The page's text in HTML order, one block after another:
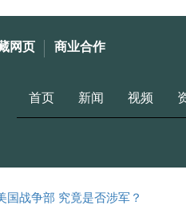
网页 商业合作
首页 新闻 视频
战争部 究竟是否涉军？